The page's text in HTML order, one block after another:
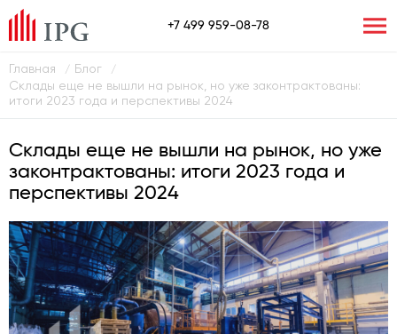
+7 499 959-08-78
Главная / Блог /
Склады еще не вышли на рынок, но уже законтрактованы:
итоги 2023 года и перспективы 2024
Склады еще не вышли на рынок, но уже
законтрактованы: итоги 2023 года и
перспективы 2024